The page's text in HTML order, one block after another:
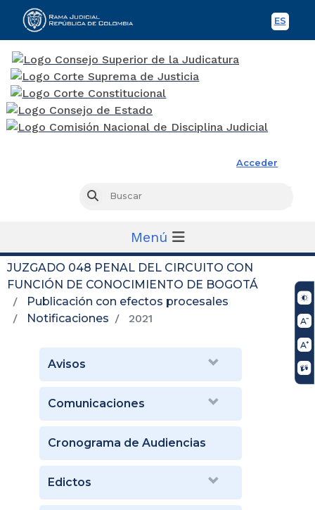
ES
Acceder
Buscar
Menú
JUZGADO 048 PENAL DEL CIRCUITO CON
FUNCIÓN DE CONOCIMIENTO DE BOGOTÁ
Publicación con efectos procesales
Notificaciones
2021
Avisos
Comunicaciones
Cronograma de Audiencias
Edictos